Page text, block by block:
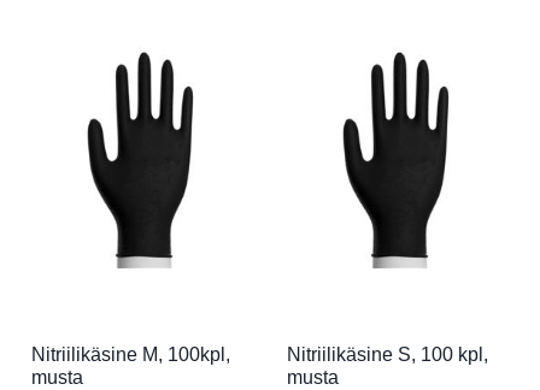
Nitriilikäsine M, 100kpl,
musta
Nitriilikäsine S, 100 kpl,
musta